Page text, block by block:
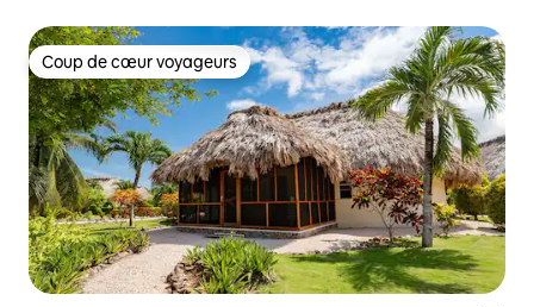
Coup de cœur voyageurs
Coup de cœur voyageurs